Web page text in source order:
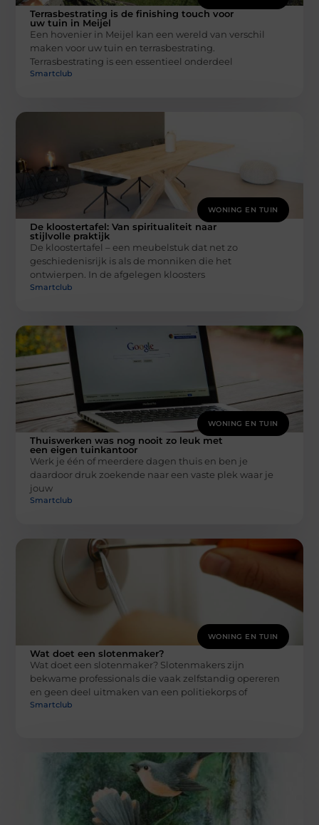
Terrasbestrating is de finishing touch voor
uw tuin in Meijel
Een hovenier in Meijel kan een wereld van verschil
maken voor uw tuin en terrasbestrating.
Terrasbestrating is een essentieel onderdeel
Smartclub
WONING EN TUIN
De kloostertafel: Van spiritualiteit naar
stijlvolle praktijk
De kloostertafel – een meubelstuk dat net zo
geschiedenisrijk is als de monniken die het
ontwierpen. In de afgelegen kloosters
Smartclub
WONING EN TUIN
Thuiswerken was nog nooit zo leuk met
een eigen tuinkantoor
Werk je één of meerdere dagen thuis en ben je
daardoor druk zoekende naar een vaste plek waar je
jouw
Smartclub
WONING EN TUIN
Wat doet een slotenmaker?
Wat doet een slotenmaker? Slotenmakers zijn
bekwame professionals die vaak zelfstandig opereren
en geen deel uitmaken van een politiekorps of
Smartclub